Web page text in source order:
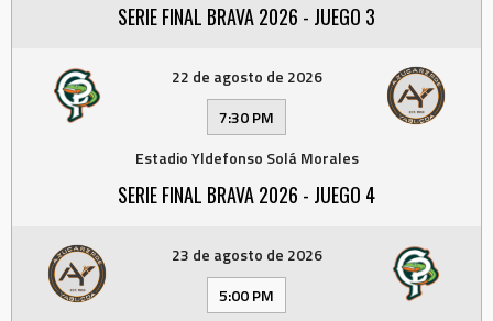
SERIE FINAL BRAVA 2026 - JUEGO 3
22 de agosto de 2026
7:30 PM
Estadio Yldefonso Solá Morales
SERIE FINAL BRAVA 2026 - JUEGO 4
23 de agosto de 2026
5:00 PM